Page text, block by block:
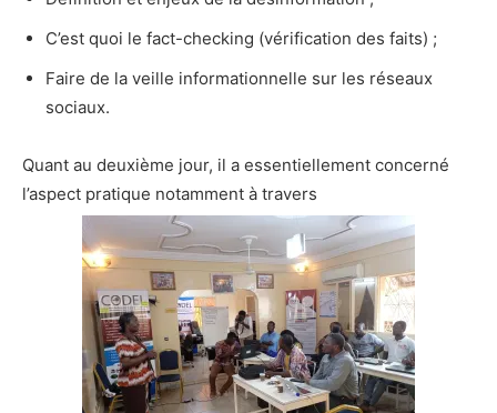
C’est quoi le fact-checking (vérification des faits) ;
Faire de la veille informationnelle sur les réseaux
sociaux.
Quant au deuxième jour, il a essentiellement concerné
l’aspect pratique notamment à travers